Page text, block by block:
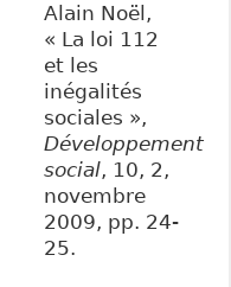
Alain Noël,
« La loi 112
et les
inégalités
sociales »,
Développement
social, 10, 2,
novembre
2009, pp. 24-
25.